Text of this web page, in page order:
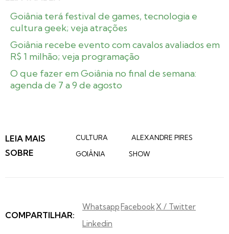
Goiânia terá festival de games, tecnologia e
cultura geek; veja atrações
Goiânia recebe evento com cavalos avaliados em
R$ 1 milhão; veja programação
O que fazer em Goiânia no final de semana:
agenda de 7 a 9 de agosto
LEIA MAIS
SOBRE
CULTURA
ALEXANDRE PIRES
GOIÂNIA
SHOW
COMPARTILHAR:
Whatsapp FacebookX / Twitter
Linkedin